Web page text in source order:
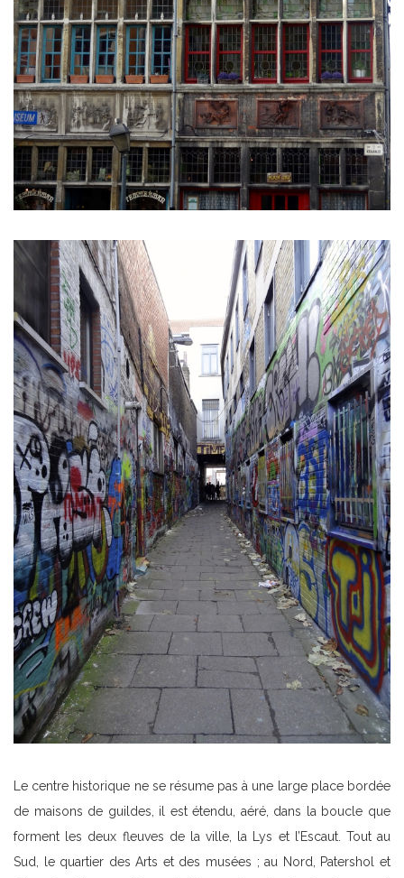
Le centre historique ne se résume pas à une large place bordée
de maisons de guildes, il est étendu, aéré, dans la boucle que
forment les deux fleuves de la ville, la Lys et l’Escaut. Tout au
Sud, le quartier des Arts et des musées ; au Nord, Patershol et